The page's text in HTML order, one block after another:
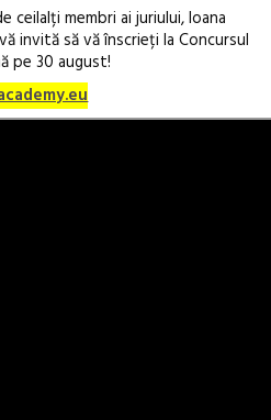
ceilalți membri ai juriului, Ioana
invită să vă înscrieți la Concursul
pe 30 august!